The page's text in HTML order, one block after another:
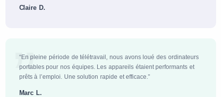
Claire D.
“En pleine période de télétravail, nous avons loué des ordinateurs
portables pour nos équipes. Les appareils étaient performants et
prêts à l’emploi. Une solution rapide et efficace.”
Marc L.